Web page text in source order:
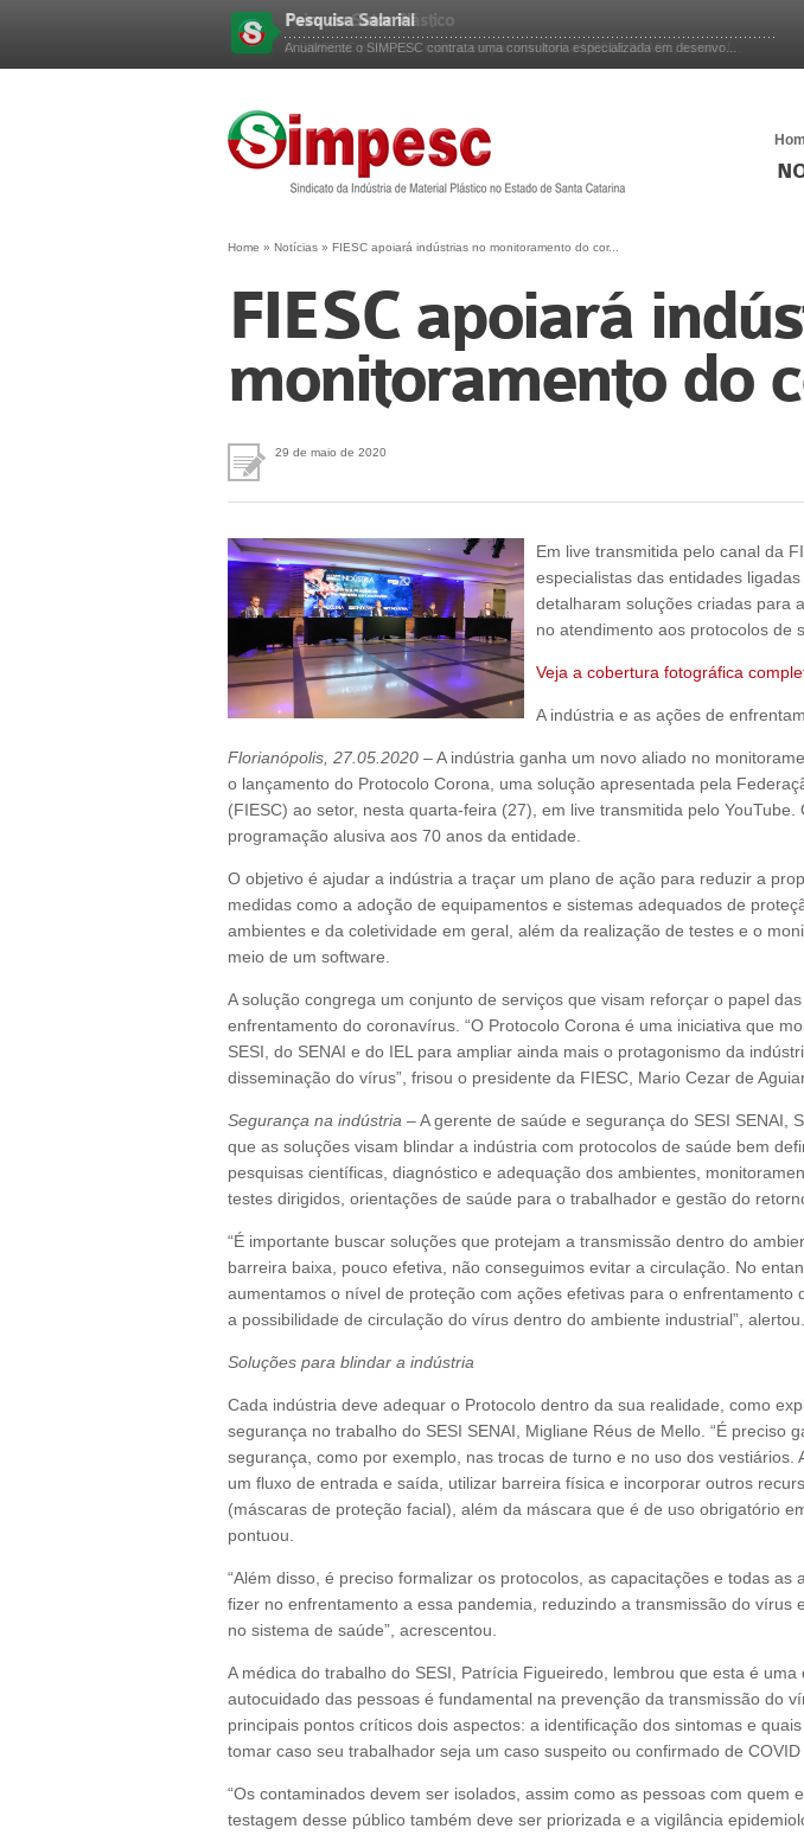
Pesquisa Salarial
Anualmente o SIMPESC contrata uma consultoria especializada em desenvo...
Home » Notícias » FIESC apoiará indústrias no monitoramento do cor...
FIESC apoiará
monitoramento do
29 de maio de 2020
Em live transmitida pelo canal da
especialistas das entidades
detalharam soluções criadas para
no atendimento aos protocolos de
Veja a cobertura fotográfica
A indústria e as ações de
Florianópolis, 27.05.2020 – A indústria ganha um novo aliado no
o lançamento do Protocolo Corona, uma solução apresentada pela
(FIESC) ao setor, nesta quarta-feira (27), em live transmitida pelo YouTube.
programação alusiva aos 70 anos da entidade.
O objetivo é ajudar a indústria a traçar um plano de ação para reduzir a
medidas como a adoção de equipamentos e sistemas adequados de
ambientes e da coletividade em geral, além da realização de testes e o
meio de um software.
A solução congrega um conjunto de serviços que visam reforçar o papel
enfrentamento do coronavírus. “O Protocolo Corona é uma iniciativa que
SESI, do SENAI e do IEL para ampliar ainda mais o protagonismo da
disseminação do vírus”, frisou o presidente da FIESC, Mario Cezar de
Segurança na indústria – A gerente de saúde e segurança do SESI SENAI,
que as soluções visam blindar a indústria com protocolos de saúde bem
pesquisas científicas, diagnóstico e adequação dos ambientes,
testes dirigidos, orientações de saúde para o trabalhador e gestão do
“É importante buscar soluções que protejam a transmissão dentro do
barreira baixa, pouco efetiva, não conseguimos evitar a circulação. No
aumentamos o nível de proteção com ações efetivas para o enfrentamento
a possibilidade de circulação do vírus dentro do ambiente industrial”, alertou.
Soluções para blindar a indústria
Cada indústria deve adequar o Protocolo dentro da sua realidade, como
segurança no trabalho do SESI SENAI, Migliane Réus de Mello. “É preciso
segurança, como por exemplo, nas trocas de turno e no uso dos vestiários.
um fluxo de entrada e saída, utilizar barreira física e incorporar outros
(máscaras de proteção facial), além da máscara que é de uso obrigatório
pontuou.
“Além disso, é preciso formalizar os protocolos, as capacitações e todas as
fizer no enfrentamento a essa pandemia, reduzindo a transmissão do vírus
no sistema de saúde”, acrescentou.
A médica do trabalho do SESI, Patrícia Figueiredo, lembrou que esta é uma
autocuidado das pessoas é fundamental na prevenção da transmissão do
principais pontos críticos dois aspectos: a identificação dos sintomas e
tomar caso seu trabalhador seja um caso suspeito ou confirmado de COVID
“Os contaminados devem ser isolados, assim como as pessoas com quem
testagem desse público também deve ser priorizada e a vigilância